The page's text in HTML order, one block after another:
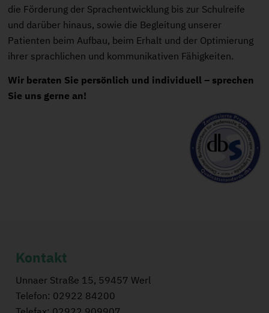
die Förderung der Sprachentwicklung bis zur Schulreife
und darüber hinaus, sowie die Begleitung unserer
Patienten beim Aufbau, beim Erhalt und der Optimierung
ihrer sprachlichen und kommunikativen Fähigkeiten.
Wir beraten Sie persönlich und individuell – sprechen
Sie uns gerne an!
Kontakt
Unnaer Straße 15, 59457 Werl
Telefon: 02922 84200